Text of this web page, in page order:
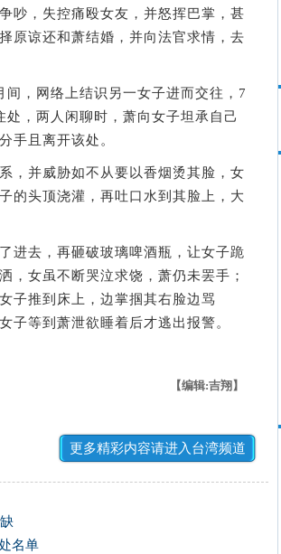
，失控痛殴女友，并怒挥巴掌，甚
原谅还和萧结婚，并向法官求情，去
网络上结识另一女子进而交往，7
，两人闲聊时，萧向女子坦承自己
手且离开该处。
并威胁如不从要以香烟烫其脸，女
的头顶浇灌，再吐口水到其脸上，大
去，再砸破玻璃啤酒瓶，让女子跪
，女虽不断哭泣求饶，萧仍未罢手；
子推到床上，边掌掴其右脸边骂
子等到萧泄欲睡着后才逃出报警。
【编辑:吉翔】
更多精彩内容请进入台湾频道
名单